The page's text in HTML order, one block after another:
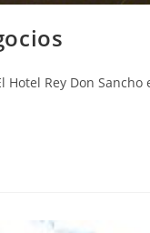
Rey Don